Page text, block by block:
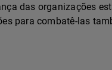
das organizações
para combatê-las